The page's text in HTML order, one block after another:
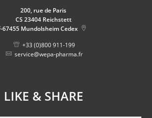
200, rue de Paris
CS 23404 Reichstett
67455 Mundolsheim Cedex
+33 (0)800 911-199
service@wepa-pharma.fr
LIKE & SHARE